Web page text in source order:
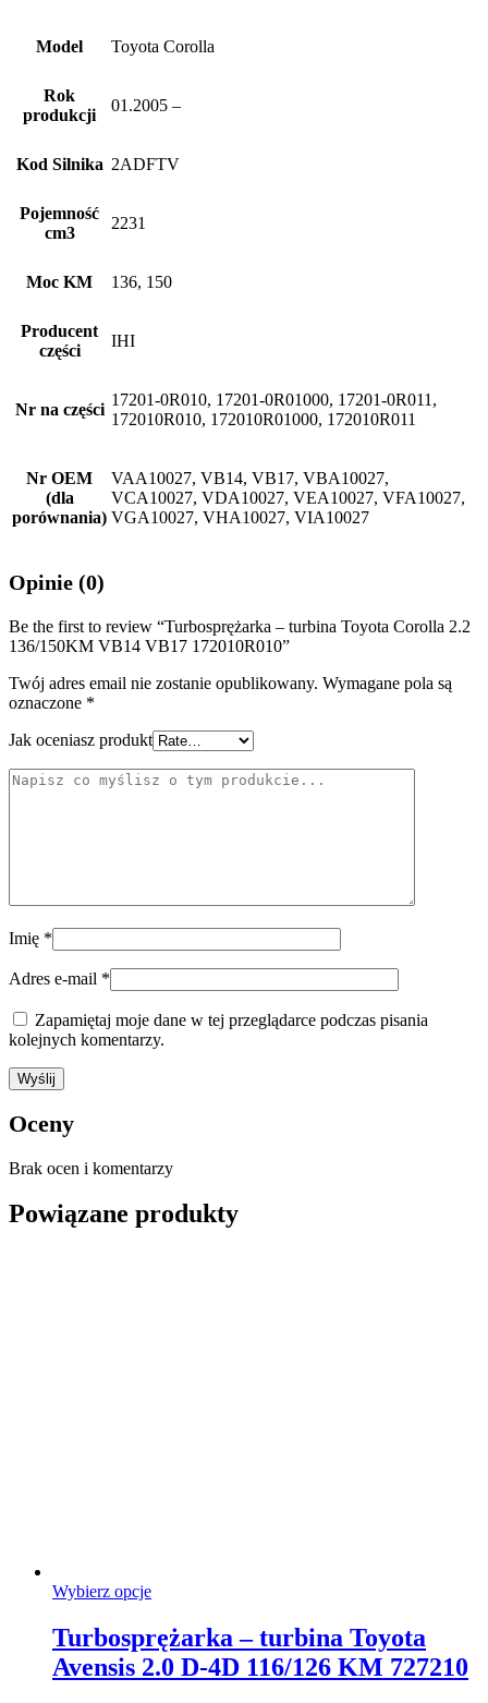
Model Toyota Corolla
Rok
produkcji
01.2005 –
Kod Silnika 2ADFTV
Pojemność
cm3
2231
Moc KM 136, 150
Producent
części
IHI
Nr na części
17201-0R010, 17201-0R01000, 17201-0R011,
172010R010, 172010R01000, 172010R011
Nr OEM
(dla
porównania)
VAA10027, VB14, VB17, VBA10027,
VCA10027, VDA10027, VEA10027, VFA10027,
VGA10027, VHA10027, VIA10027
Opinie (0)
Be the first to review “Turbosprężarka – turbina Toyota Corolla 2.2
136/150KM VB14 VB17 172010R010”
Twój adres email nie zostanie opublikowany. Wymagane pola są
oznaczone *
Jak oceniasz produkt
Imię *
Adres e-mail *
Zapamiętaj moje dane w tej przeglądarce podczas pisania
kolejnych komentarzy.
Oceny
Brak ocen i komentarzy
Powiązane produkty
Wybierz opcjeTen
wiele
wariantów.
Turbosprężarka – turbina Toyota
Avensis 2.0 D-4D 116/126 KM 727210